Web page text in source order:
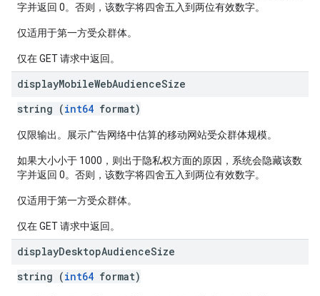
字并返回 0。否则，该数字将四舍五入到两位有效数字。
仅适用于第一方受众群体。
仅在 GET 请求中返回。
displayMobileWebAudienceSize
string (int64 format)
仅限输出。展示广告网络中估算的移动网站受众群体规模。
如果大小小于 1000，则出于隐私权方面的原因，系统会隐藏该数
字并返回 0。否则，该数字将四舍五入到两位有效数字。
仅适用于第一方受众群体。
仅在 GET 请求中返回。
displayDesktopAudienceSize
string (int64 format)